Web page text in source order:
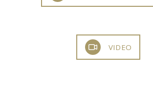
VIDEO